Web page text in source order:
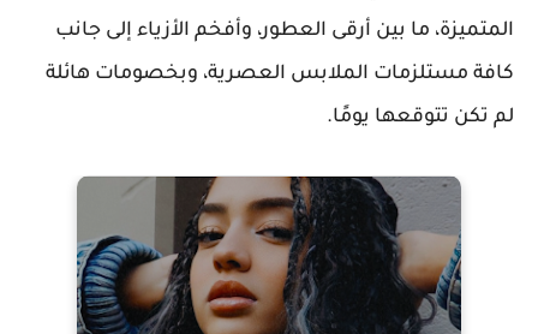
المتميزة، ما بين أرقى العطور، وأفخم الأزياء إلى جانب
كافة مستلزمات الملابس العصرية، وبخصومات هائلة
لم تكن تتوقعها يومًا.